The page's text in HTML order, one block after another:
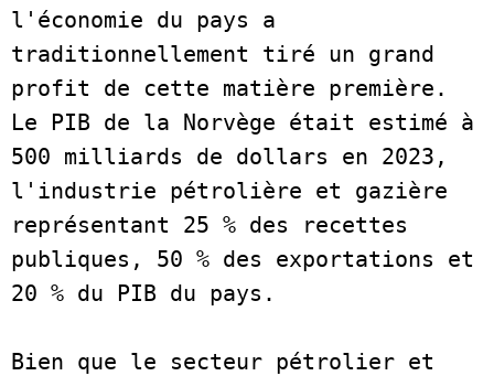
l'économie du pays a
traditionnellement tiré un grand
profit de cette matière première.
Le PIB de la Norvège était estimé à
500 milliards de dollars en 2023,
l'industrie pétrolière et gazière
représentant 25 % des recettes
publiques, 50 % des exportations et
20 % du PIB du pays.
Bien que le secteur pétrolier et